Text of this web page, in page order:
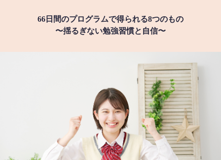
66日間のプログラムで得られる8つのもの
〜揺るぎない勉強習慣と自信〜